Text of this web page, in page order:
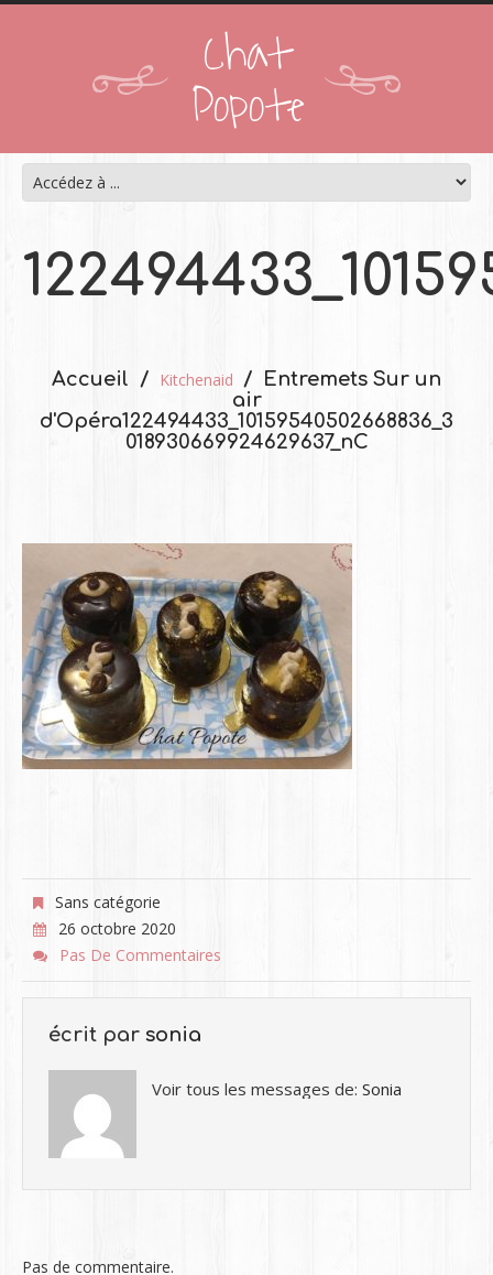
Chat
Popote
Accueil Kitchenaid
Entremets Sur un
air
d'Opéra122494433_10159540502668836_3
018930669924629637_nC
Sans catégorie
26 octobre 2020
Pas De Commentaires
écrit par sonia
Voir tous les messages de: Sonia
Pas de commentaire.